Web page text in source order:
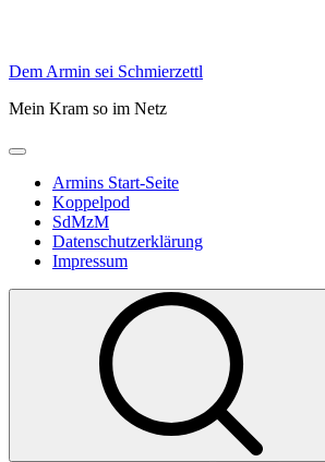
Skip
content
Dem Armin sei Schmierzettl
Mein Kram so im Netz
Primary
Armins Start-Seite
Koppelpod
SdMzM
Datenschutzerklärung
Impressum